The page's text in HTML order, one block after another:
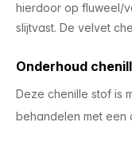
hierdoor op fluweel/
slijtvast. De velvet
Onderhoud
Deze chenille stof is
behandelen met een